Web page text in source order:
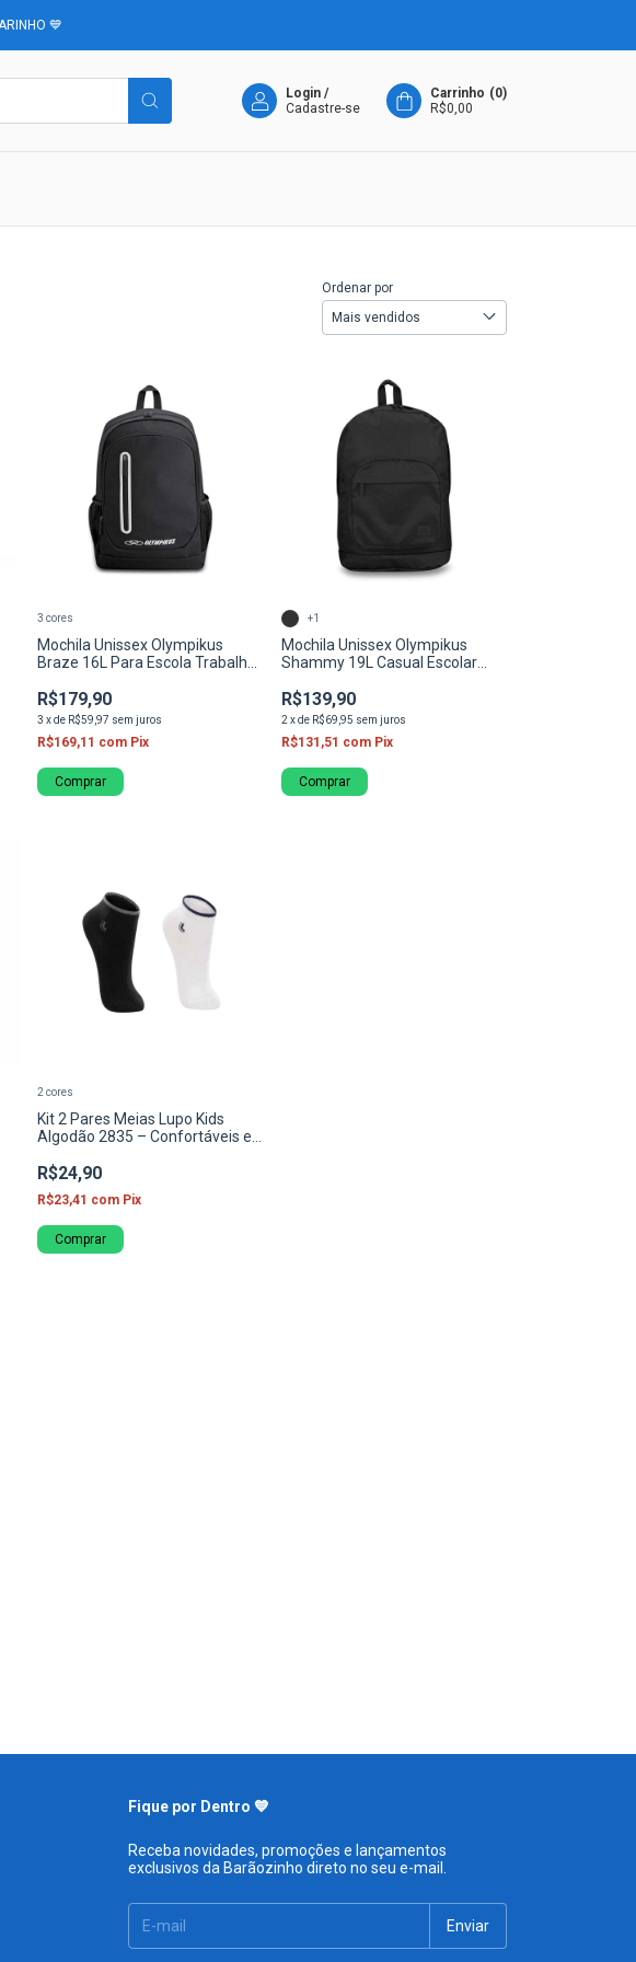
💙
Login /
Cadastre-se
Carrinho (0)
R$0,00
Ordenar por
Mochila Unissex Olympikus
Braze 16L Para Escola Trabalho
R$179,90
3 xde R$59,97 sem juros
R$169,11 com Pix
3 cores
Comprar
Mochila Unissex Olympikus
Shammy 19L Casual Escolar
R$139,90
2 xde R$69,95 sem juros
R$131,51 com Pix
+1
Comprar
Kit 2 Pares Meias Lupo Kids
Algodão 2835 – Confortáveis e
R$24,90
R$23,41 com Pix
2 cores
Comprar
Fique por Dentro 💙
Receba novidades, promoções e lançamentos
exclusivos da Barãozinho direto no seu e-mail.